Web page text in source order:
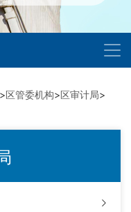
>区管委机构>区审计局>